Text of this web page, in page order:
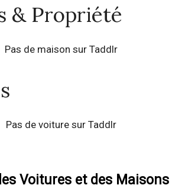
& Propriété
Pas de maison sur Taddlr
Pas de voiture sur Taddlr
Voitures et des Maisons